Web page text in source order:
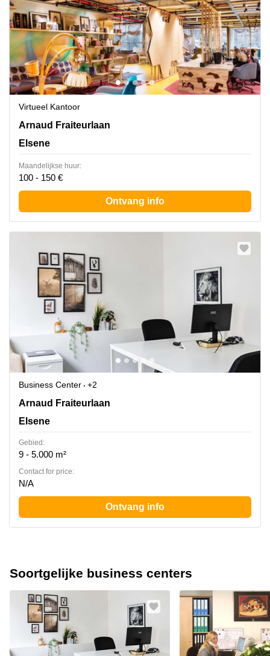
Virtueel Kantoor
Avenue Arnaud Fraiteur 15, Elsene
Arnaud Fraiteurlaan
Elsene
Maandelijkse huur:
100 - 150 €
Ontvang info
Business Center
+2
Avenue Arnaud Fraiteur 15, Elsene
Arnaud Fraiteurlaan
Elsene
Gebied:
9 - 5.000 m²
Contact for price:
N/A
Ontvang info
Soortgelijke business centers